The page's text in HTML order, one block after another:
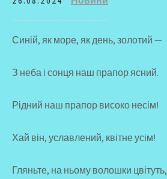
Синій, як море, як день, золотий —
З неба і сонця наш прапор ясний.
Рідний наш прапор високо несім!
Хай він, уславлений, квітне усім!
Гляньте, на ньому волошки цвітуть,